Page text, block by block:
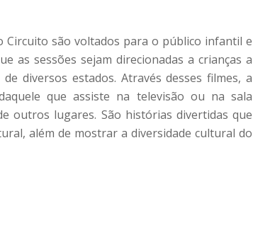
Circuito são voltados para o público infantil e
as sessões sejam direcionadas a crianças a
diversos estados. Através desses filmes, a
que assiste na televisão ou na sala
outros lugares. São histórias divertidas que
além de mostrar a diversidade cultural do